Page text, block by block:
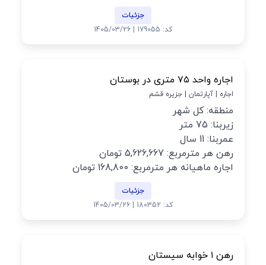
جزئیات
کد: 179055 | 1405/03/26
اجاره واحد ۷۵ متری در بوستان
اجاره | آپارتمان | جزیره قشم
منطقه: کل شهر
زیربنا: 75 متر
عمربنا: 11 سال
رهن هر مترمربع: 5,626,667 تومان
اجاره ماهیانه هر مترمربع: 168,800 تومان
جزئیات
کد: 180352 | 1405/03/26
رهن ۱ خوابه سیستان